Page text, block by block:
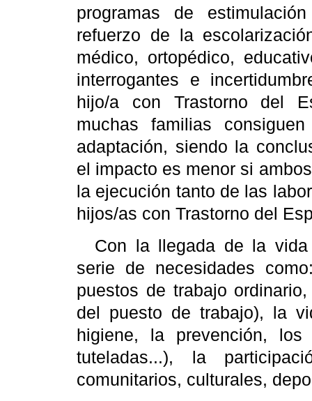
programas de
refuerzo de la
médico, ortopédico,
interrogantes e
hijo/a con Trastorno del
muchas familias
adaptación, siendo la
el impacto es menor si
la ejecución tanto de las
hijos/as con Trastorno del
Con la llegada de la
serie de necesidades
puestos de trabajo
del puesto de trabajo), la
higiene, la prevención,
tuteladas...), la
comunitarios, culturales,